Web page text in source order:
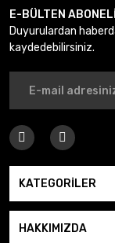
E-BÜLTEN
Duyurulardan
kaydedebilirsiniz.
KATEGORİLER
HAKKIMIZDA